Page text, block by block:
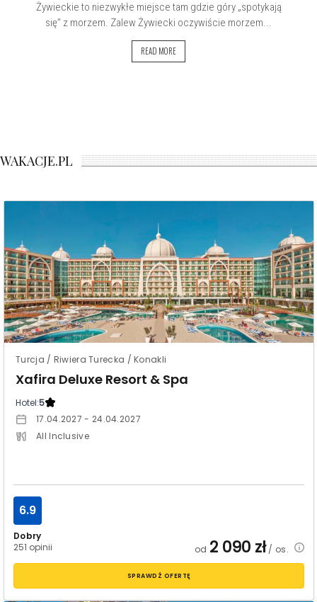
Żywieckie to niezwykłe miejsce tam gdzie góry „spotykają
się” z morzem. Zalew Żywiecki oczywiście morzem...
READ MORE
WAKACJE.PL
Turcja / Riwiera Turecka / Konakli
Xafira Deluxe Resort & Spa
Hotel:5
17.04.2027 - 24.04.2027
All Inclusive
Dobry
251 opinii
6.9
od 2 090 zł/ os.
SPRAWDŹ OFERTĘ